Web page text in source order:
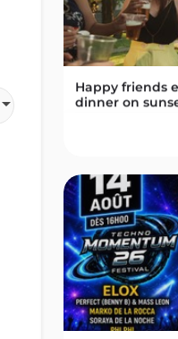
Happy friends
dinner on